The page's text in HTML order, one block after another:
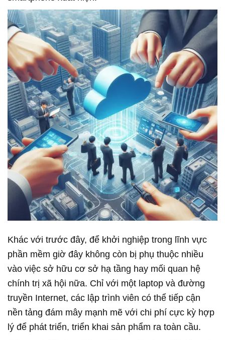
Khác với trước đây, để khởi nghiệp trong lĩnh vực
phần mềm giờ đây không còn bị phụ thuộc nhiều
vào việc sở hữu cơ sở hạ tầng hay mối quan hệ
chính trị xã hội nữa. Chỉ với một laptop và đường
truyền Internet, các lập trình viên có thể tiếp cận
nền tảng đám mây mạnh mẽ với chi phí cực kỳ hợp
lý để phát triển, triển khai sản phẩm ra toàn cầu.